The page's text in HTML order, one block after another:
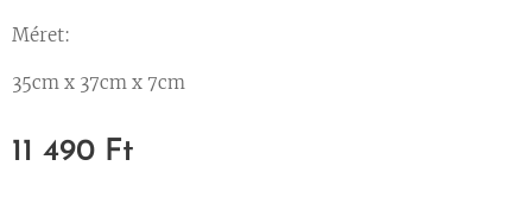
Méret:
35cm x 37cm x 7cm
11 490 Ft